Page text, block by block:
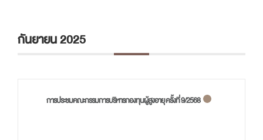
กันยายน 2025
การประชมคณะกรรมการบริหารกองทุนผู้สูงอายุ ครั้งที่ 9/2568